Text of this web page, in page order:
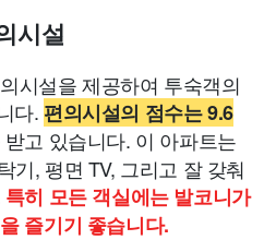
시설
시설을 제공하여 투숙객의
다. 편의시설의 점수는 9.6
고 있습니다. 이 아파트는
기, 평면 TV, 그리고 잘 갖춰
특히 모든 객실에는 발코니가
즐기기 좋습니다.